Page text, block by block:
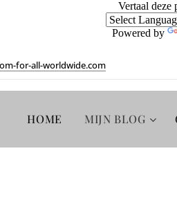
Vertaal deze
Powered by
for-all-worldwide.com
HOME MIJN BLOG